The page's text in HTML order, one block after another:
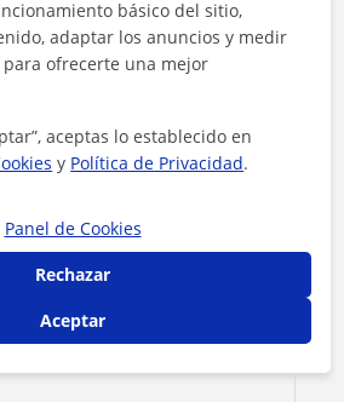
básico del sitio,
adaptar los anuncios y medir
para ofrecerte una mejor
aceptas lo establecido en
y Política de Privacidad.
Panel de Cookies
Rechazar
Aceptar